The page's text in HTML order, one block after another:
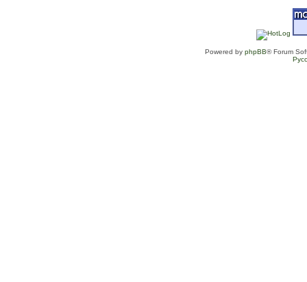
Powered by phpBB® Forum